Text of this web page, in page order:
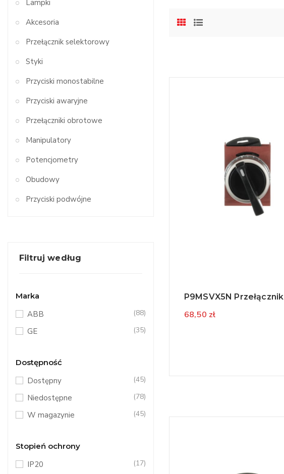
Lampki
Akcesoria
Przełącznik selektorowy
Styki
Przyciski monostabilne
Przyciski awaryjne
Przełączniki obrotowe
Manipulatory
Potencjometry
Obudowy
Przyciski podwójne
Filtruj według
Marka
ABB (88)
GE (35)
Dostępność
Dostępny (45)
Niedostępne (78)
W magazynie (45)
Stopień ochrony
IP20 (17)
P9MSVX5N Przełącznik
68,50 zł